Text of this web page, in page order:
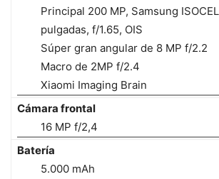
Principal 200 MP, Samsung
pulgadas, f/1.65, OIS
Súper gran angular de 8 MP f/2.2
Macro de 2MP f/2.4
Xiaomi Imaging Brain
Cámara frontal
16 MP f/2,4
Batería
5.000 mAh